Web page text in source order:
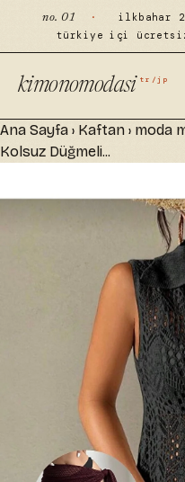
no. 01 · ilkbahar
türkiye içi
kimonomodasi tr/jp
Ana Sayfa › Kaftan › moda
Kolsuz Düğmeli...